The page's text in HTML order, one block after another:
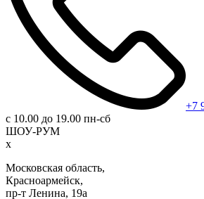
+7
с 10.00 до 19.00 пн-сб
ШОУ-РУМ
x
Московская область,
Красноармейск,
пр-т Ленина, 19а